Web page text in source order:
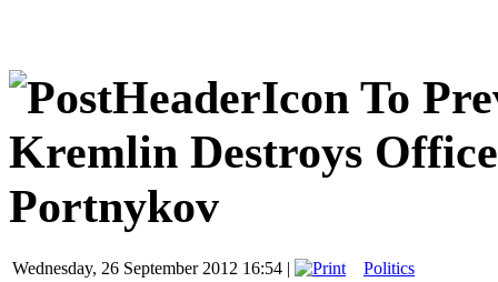
To
Kremlin Destroys
Portnykov
Wednesday, 26 September 2012 16:54 | Politics